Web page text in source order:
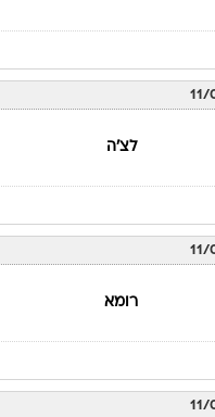
11/
לצ'ה
11/
רומא
11/